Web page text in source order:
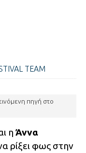
TEAM
πηγή στο
η Άννα
ρίξει φως στην